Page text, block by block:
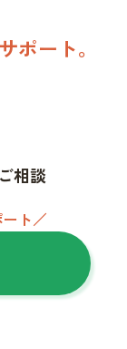
ポート。
相談
ト／